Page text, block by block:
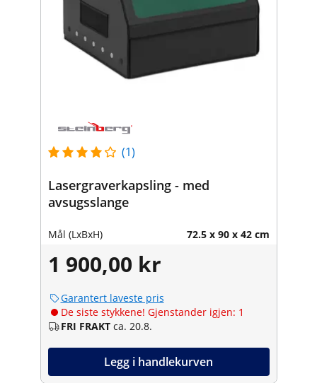
(1)
Lasergraverkapsling - med
avsugsslange
Mål (LxBxH) 72.5 x 90 x 42 cm
1 900,00 kr
Garantert laveste pris
De siste stykkene! Gjenstander igjen: 1
FRI FRAKT ca. 20.8.
Legg i handlekurven